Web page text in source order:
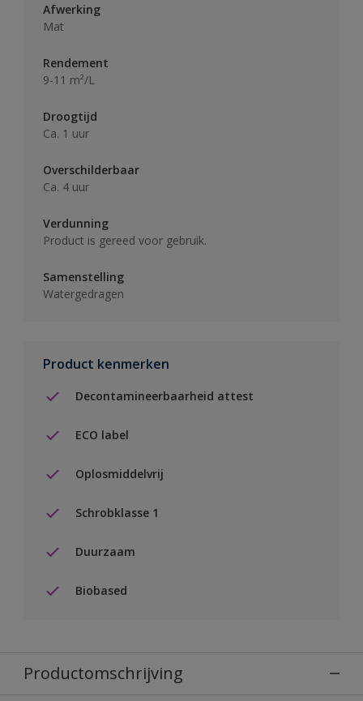
Afwerking
Mat
Rendement
9-11 m²/L
Droogtijd
Ca. 1 uur
Overschilderbaar
Ca. 4 uur
Verdunning
Product is gereed voor gebruik.
Samenstelling
Watergedragen
Product kenmerken
Decontamineerbaarheid attest
ECO label
Oplosmiddelvrij
Schrobklasse 1
Duurzaam
Biobased
Productomschrijving